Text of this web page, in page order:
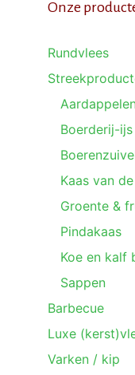
Onze
Rundvlees
Boerderij-ijs
Kaas van
Groente &
Pindakaas
Koe en kalf
Sappen
Barbecue
Luxe
Varken / kip